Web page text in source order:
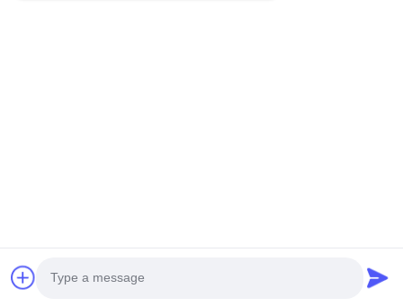
© 2024 - 2026 BEXKOM Electronics Co., Ltd.. - Tüm haklar saklıdır..